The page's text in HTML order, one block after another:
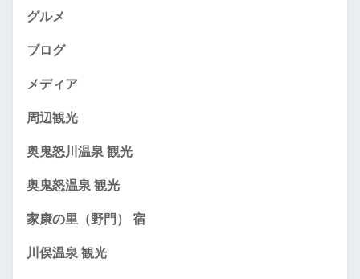
グルメ
ブログ
メディア
周辺観光
奥鬼怒川温泉 観光
奥鬼怒温泉 観光
家康の里（野門） 宿
川俣温泉 観光